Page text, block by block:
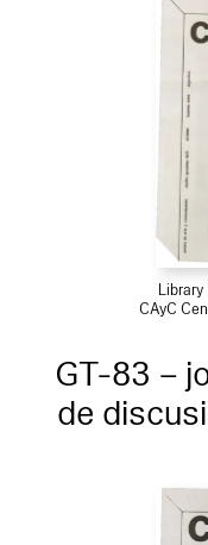
CAyC
GT-83 –
de